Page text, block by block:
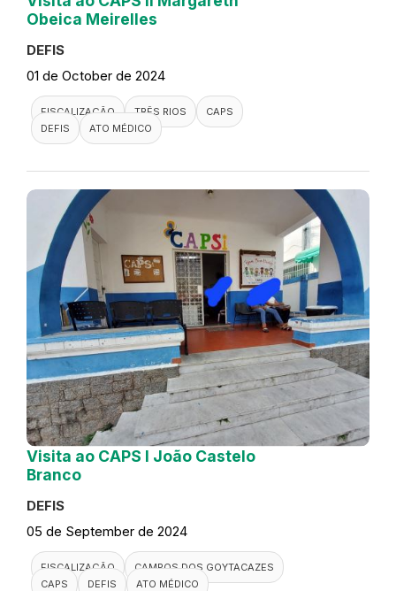
Obeica Meirelles
DEFIS
01 de October de 2024
FISCALIZAÇÃO TRÊS RIOS
CAPS
DEFIS
ATO MÉDICO
Visita ao CAPS I João Castelo
Branco
DEFIS
05 de September de 2024
FISCALIZAÇÃO
CAMPOS DOS GOYTACAZES
CAPS
DEFIS ATO MÉDICO